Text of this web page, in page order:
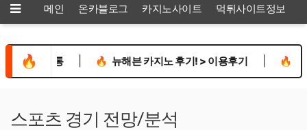
메뉴 메인 온카블로그 카지노사이트 먹튀사이트정보
🔥
유소통| 뉴해븐 카지노 후기! > 이용후기 | 점심 맛
스포츠 경기 전망/분석